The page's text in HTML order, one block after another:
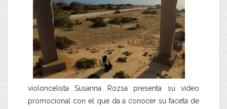
violoncelista Susanna Rozsa presenta su vídeo
promocional con el que da a conocer su faceta de